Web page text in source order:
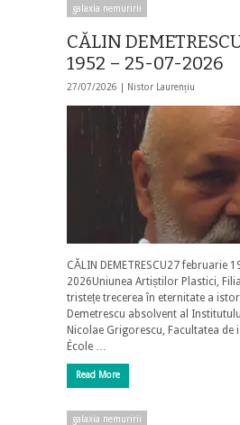
galaxia nemuririi
CĂLIN
1952 – 25-07-2026
27/07/2026 | Nistor Laurențiu
CĂLIN DEMETRESCU27 februarie
2026Uniunea Artiștilor Plastici,
tristețe trecerea în eternitate a
Demetrescu absolvent al
Nicolae Grigorescu, Facultatea de
École …
Read More
galaxia nemuririi